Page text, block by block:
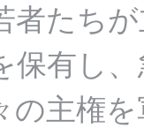
者たち
保有し
の主権